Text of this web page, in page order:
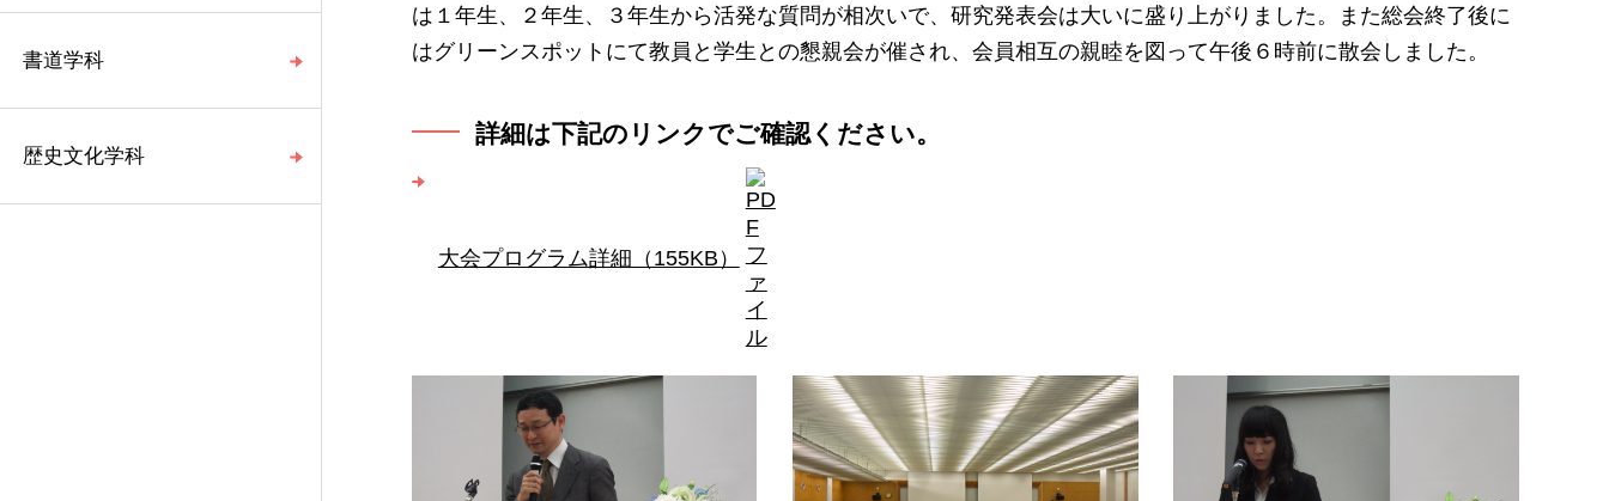
書道学科
歴史文化学科
は１年生、２年生、３年生から活発な質問が相次いで、研究発表会は大いに盛り上がりました。また総会終了後に
はグリーンスポットにて教員と学生との懇親会が催され、会員相互の親睦を図って午後６時前に散会しました。
詳細は下記のリンクでご確認ください。
大会プログラム詳細（155KB）